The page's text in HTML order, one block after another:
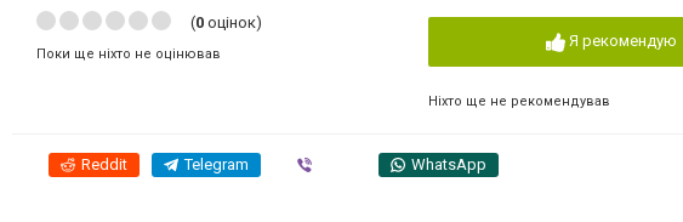
(0 оцінок)
Поки ще ніхто не оцінював
Я рекомендую
Ніхто ще не рекомендував
Reddit Telegram WhatsApp